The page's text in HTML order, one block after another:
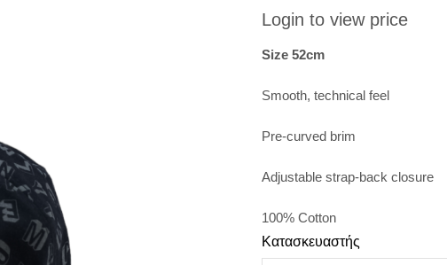
Login to view price
Size 52cm
Smooth, technical feel
Pre-curved brim
Adjustable strap-back closure
100% Cotton
Κατασκευαστής